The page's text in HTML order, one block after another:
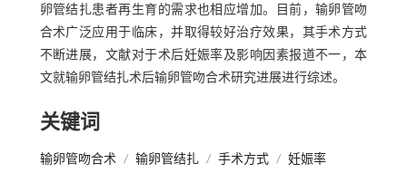
卵管结扎患者再生育的需求也相应增加。目前，输卵管吻
合术广泛应用于临床，并取得较好治疗效果，其手术方式
不断进展，文献对于术后妊娠率及影响因素报道不一，本
文就输卵管结扎术后输卵管吻合术研究进展进行综述。
关键词
输卵管吻合术 / 输卵管结扎 / 手术方式 / 妊娠率